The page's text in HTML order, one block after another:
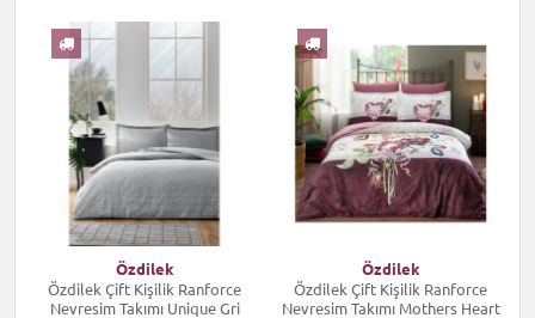
Özdilek
Özdilek Çift Kişilik Ranforce
Nevresim Takımı Unique Gri
Özdilek
Özdilek Çift Kişilik Ranforce
Nevresim Takımı Mothers Heart